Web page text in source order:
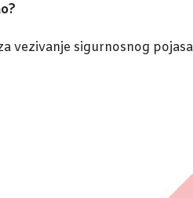
vezivanje sigurnosnog